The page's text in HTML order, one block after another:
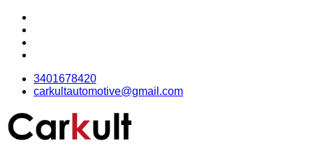
3401678420
carkultautomotive@gmail.com